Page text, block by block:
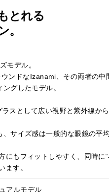
とれる
。
モデル。
ンドなIzanami、その両者の
グしたモデル。
スとして広い視野と紫外線か
、サイズ感は一般的な眼鏡の平
にもフィットしやすく、同時
ます。
アルモデル